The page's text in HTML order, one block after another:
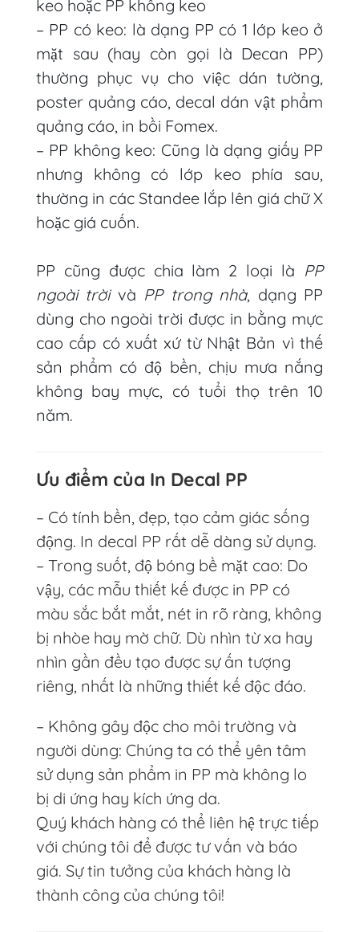
keo hoặc PP không keo
– PP có keo: là dạng PP có 1 lớp keo ở
mặt sau (hay còn gọi là Decan PP)
thường phục vụ cho việc dán tường,
poster quảng cáo, decal dán vật phẩm
quảng cáo, in bồi Fomex.
– PP không keo: Cũng là dạng giấy PP
nhưng không có lớp keo phía sau,
thường in các Standee lắp lên giá chữ X
hoặc giá cuốn.
PP cũng được chia làm 2 loại là PP
ngoài trờivà PP trong nhà, dạng PP
dùng cho ngoài trời được in bằng mực
cao cấp có xuất xứ từ Nhật Bản vì thế
sản phẩm có độ bền, chịu mưa nắng
không bay mực, có tuổi thọ trên 10
năm.
Ưu điểm của In Decal PP
– Có tính bền, đẹp, tạo cảm giác sống
động. In decal PP rất dễ dàng sử dụng.
– Trong suốt, độ bóng bề mặt cao: Do
vậy, các mẫu thiết kế được in PP có
màu sắc bắt mắt, nét in rõ ràng, không
bị nhòe hay mờ chữ. Dù nhìn từ xa hay
nhìn gần đều tạo được sự ấn tượng
riêng, nhất là những thiết kế độc đáo.
– Không gây độc cho môi trường và
người dùng: Chúng ta có thể yên tâm
sử dụng sản phẩm in PP mà không lo
bị di ứng hay kích ứng da.
Quý khách hàng có thể liên hệ trực tiếp
với chúng tôi để được tư vấn và báo
giá. Sự tin tưởng của khách hàng là
thành công của chúng tôi!